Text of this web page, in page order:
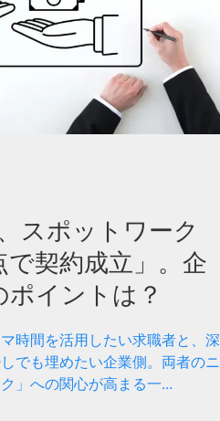
スポットワーク
契約成立」。企
イントは？
時間を活用したい求職者と、深
でも埋めたい企業側。両者のニ
」への関心が高まる一...